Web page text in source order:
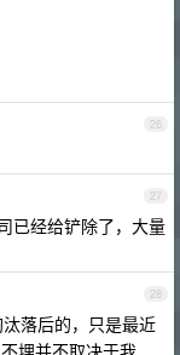
26
27
已经给铲除了，大量
28
落后的，只是最近
埋并不取决于我